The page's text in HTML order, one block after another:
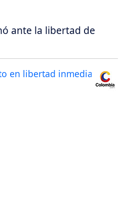
ante la libertad de